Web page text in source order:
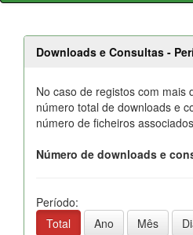
Downloads e Consultas -
No caso de registos com mais
número total de downloads e
número de ficheiros
Número de downloads e
Período:
Total
Ano Mês